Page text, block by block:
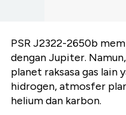
PSR J2322-2650b
dengan Jupiter.
planet raksasa gas lain
hidrogen, atmosfer
helium dan karbon.